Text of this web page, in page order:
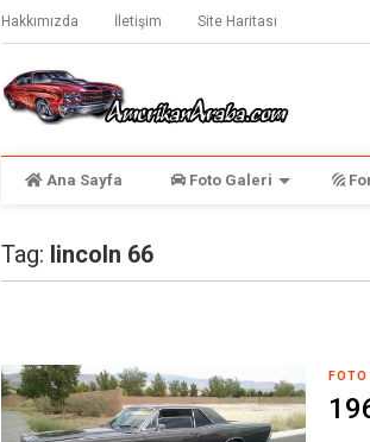
Hakkımızda İletişim Site Haritası
Ana Sayfa Foto Galeri
Tag: lincoln 66
FOTO